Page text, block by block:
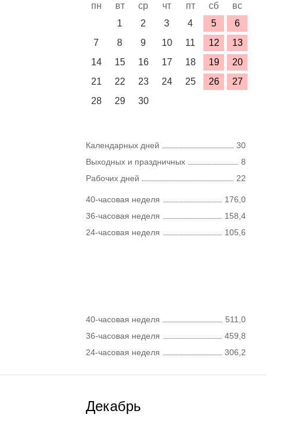
пн вт ср чт пт сб
вс
1
2 3 4 5
6
7
8 9 10 11 12
13
14
15 16 17 18 19
20
21
22 23 24 25 26
27
28
29 30
Календарных дней
30
Выходных и праздничных
8
Рабочих дней
22
40-часовая неделя
176,0
36-часовая неделя
158,4
24-часовая неделя
105,6
40-часовая неделя
511,0
36-часовая неделя
459,8
24-часовая неделя
306,2
Декабрь